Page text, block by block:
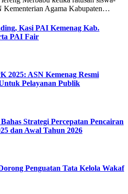
Kementerian Agama Kabupaten…
Kasi PAI Kemenag Kab.
PAI Fair
2025: ASN Kemenag Resmi
Pelayanan Publik
Strategi Percepatan Pencairan
dan Awal Tahun 2026
Penguatan Tata Kelola Wakaf